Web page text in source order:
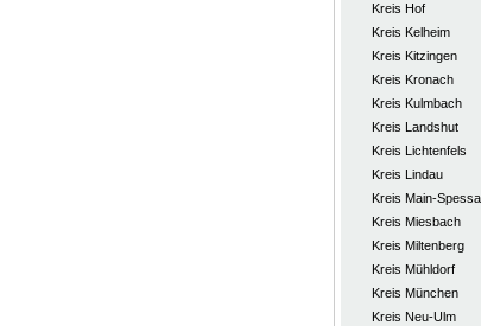
Kreis Hof
Kreis Kelheim
Kreis Kitzingen
Kreis Kronach
Kreis Kulmbach
Kreis Landshut
Kreis Lichtenfels
Kreis Lindau
Kreis Main-
Kreis Miesbach
Kreis Miltenberg
Kreis Mühldorf
Kreis München
Kreis Neu-Ulm